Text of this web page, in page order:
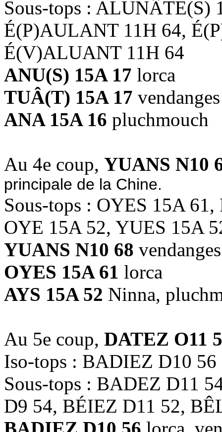
Sous-tops : ALUNÂTE(S)
É(P)AULANT 11H 64,
É(V)ALUANT 11H 64
ANU(S) 15A 17 lorca
TUÂ(T) 15A 17 vendanges
ANA 15A 16 pluchmouch
Au 4e coup, YUANS N10
principale de la Chine.
Sous-tops : OYES 15A
OYE 15A 52, YUES 15A
YUANS N10 68 vendanges
OYES 15A 61 lorca
AYS 15A 52 Ninna,
Au 5e coup, DATEZ O11
Iso-tops : BADIEZ D10 56
Sous-tops : BADEZ D11
D9 54, BÉIEZ D11 52,